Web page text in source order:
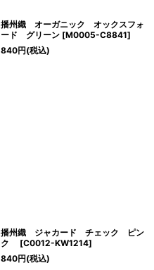
播州織 オーガニック オックスフォ
ード グリーン [M0005-C8841]
840円(税込)
播州織 ジャカード チェック ピン
ク
[C0012-KW1214]
840円(税込)